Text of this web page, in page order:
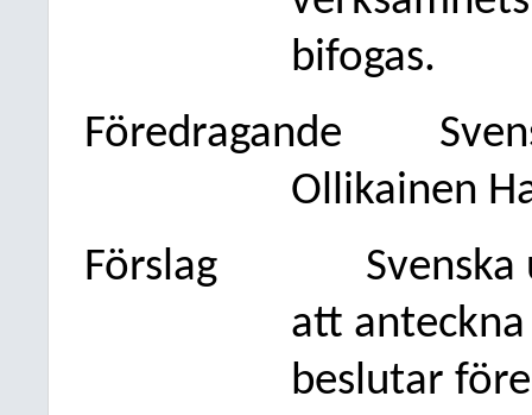
bifogas.
Föredragande
Ollikainen
Förslag
att
beslutar